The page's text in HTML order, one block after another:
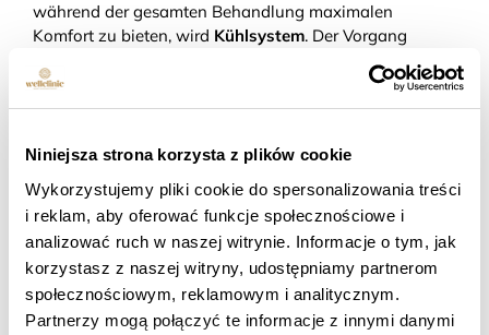
Niniejsza strona korzysta z plików cookie
Wykorzystujemy pliki cookie do spersonalizowania treści
i reklam, aby oferować funkcje społecznościowe i
analizować ruch w naszej witrynie. Informacje o tym, jak
korzystasz z naszej witryny, udostępniamy partnerom
społecznościowym, reklamowym i analitycznym.
Partnerzy mogą połączyć te informacje z innymi danymi
während der gesamten Behandlung maximalen
Komfort zu bieten, wird Kühlsystem. Der Vorgang
Behandlungsbereich.